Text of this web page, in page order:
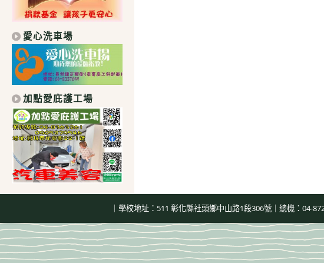
愛心洗車場
加點愛庇護工場
｜學校地址：511 彰化縣社頭鄉中山路1段306號｜總機：04-